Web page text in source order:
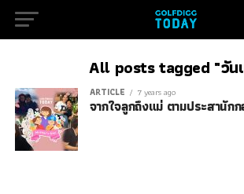
All posts tagged "วัน
ARTICLE 7 years ago
จากใจลูกถึงแม่ ตามประสานัก